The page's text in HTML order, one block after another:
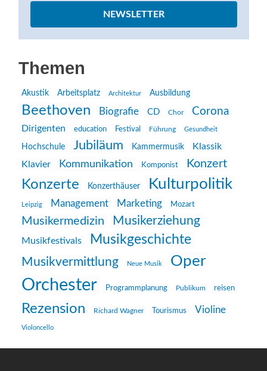
NEWSLETTER
Themen
Akustik Arbeitsplatz Architektur Ausbildung
Beethoven Biografie CD Chor Corona
Dirigenten education Festival Führung Gesundheit
Hochschule Jubiläum Kammermusik
Klassik
Klavier
Kommunikation Komponist Konzert
Konzerte Konzerthäuser Kulturpolitik
Leipzig Management Marketing Mozart
Musikermedizin Musikerziehung
Musikfestivals Musikgeschichte
Musikvermittlung Neue Musik Oper
Orchester Programmplanung Publikum reisen
Rezension Richard Wagner Tourismus Violine
Violoncello